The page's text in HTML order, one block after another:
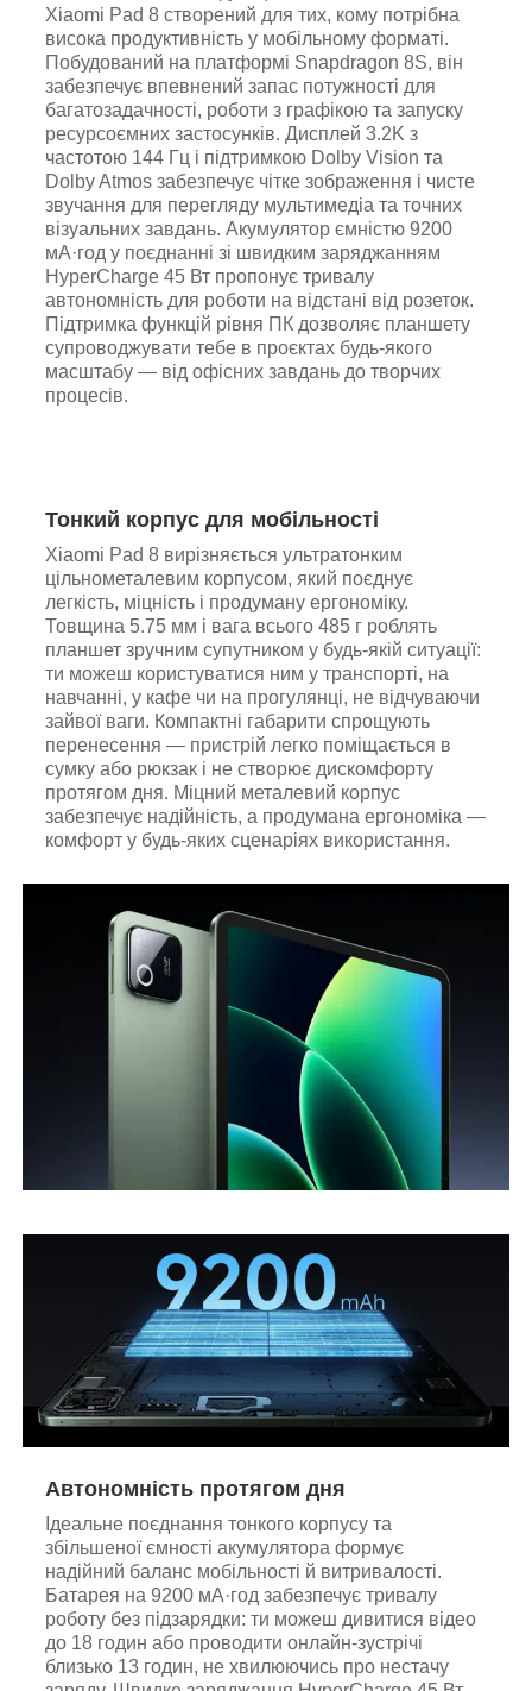
Xiaomi Pad 8 створений для тих, кому потрібна
висока продуктивність у мобільному форматі.
Побудований на платформі Snapdragon 8S, він
забезпечує впевнений запас потужності для
багатозадачності, роботи з графікою та запуску
ресурсоємних застосунків. Дисплей 3.2K з
частотою 144 Гц і підтримкою Dolby Vision та
Dolby Atmos забезпечує чітке зображення і чисте
звучання для перегляду мультимедіа та точних
візуальних завдань. Акумулятор ємністю 9200
мА·год у поєднанні зі швидким заряджанням
HyperCharge 45 Вт пропонує тривалу
автономність для роботи на відстані від розеток.
Підтримка функцій рівня ПК дозволяє планшету
супроводжувати тебе в проєктах будь-якого
масштабу — від офісних завдань до творчих
процесів.
Тонкий корпус для мобільності
Xiaomi Pad 8 вирізняється ультратонким
цільнометалевим корпусом, який поєднує
легкість, міцність і продуману ергономіку.
Товщина 5.75 мм і вага всього 485 г роблять
планшет зручним супутником у будь-якій ситуації:
ти можеш користуватися ним у транспорті, на
навчанні, у кафе чи на прогулянці, не відчуваючи
зайвої ваги. Компактні габарити спрощують
перенесення — пристрій легко поміщається в
сумку або рюкзак і не створює дискомфорту
протягом дня. Міцний металевий корпус
забезпечує надійність, а продумана ергономіка —
комфорт у будь-яких сценаріях використання.
Автономність протягом дня
Ідеальне поєднання тонкого корпусу та
збільшеної ємності акумулятора формує
надійний баланс мобільності й витривалості.
Батарея на 9200 мА·год забезпечує тривалу
роботу без підзарядки: ти можеш дивитися відео
до 18 годин або проводити онлайн-зустрічі
близько 13 годин, не хвилюючись про нестачу